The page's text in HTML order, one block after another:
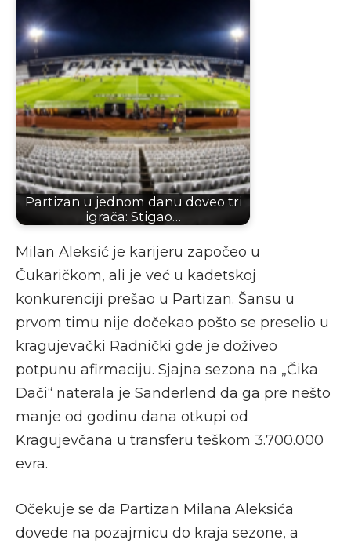
Partizan u jednom danu doveo tri
igrača: Stigao…
Milan Aleksić je karijeru započeo u
Čukaričkom, ali je već u kadetskoj
konkurenciji prešao u Partizan. Šansu u
prvom timu nije dočekao pošto se preselio u
kragujevački Radnički gde je doživeo
potpunu afirmaciju. Sjajna sezona na „Čika
Dači“ naterala je Sanderlend da ga pre nešto
manje od godinu dana otkupi od
Kragujevčana u transferu teškom 3.700.000
evra.
Očekuje se da Partizan Milana Aleksića
dovede na pozajmicu do kraja sezone, a